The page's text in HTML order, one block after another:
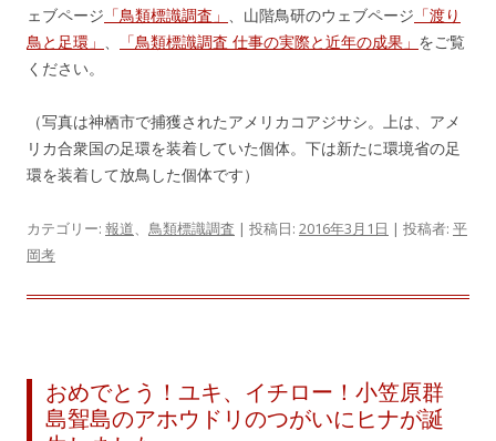
ェブページ 「鳥類標識調査」 、山階鳥研のウェブページ 「渡り
鳥と足環」
「鳥類標識調査 仕事の実際と近年の成果」 をご覧
ください。
（写真は神栖市で捕獲されたアメリカコアジサシ。上は、アメ
リカ合衆国の足環を装着していた個体。下は新たに環境省の足
環を装着して放鳥した個体です）
カテゴリー: 報道、 鳥類標識調査 | 投稿日: 2016年3月1日 | 投稿者: 平
岡考
おめでとう！ユキ、イチロー！小笠原群
島聟島のアホウドリのつがいにヒナが誕